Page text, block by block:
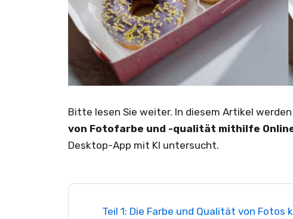
Bitte lesen Sie weiter. In diesem Artikel
von Fotofarbe und -qualität mithilfe
Desktop-App mit KI untersucht.
Teil 1: Die Farbe und Qualität von